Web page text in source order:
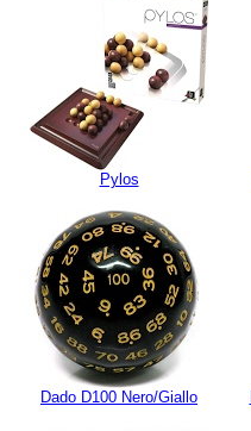
Pylos
Dado D100 Nero/Giallo